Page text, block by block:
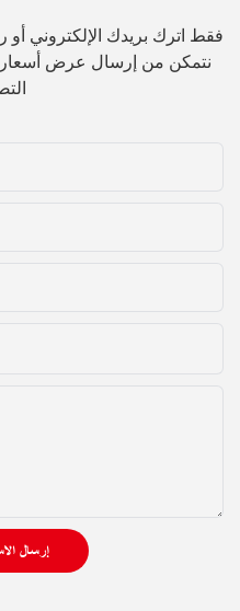
فقط اترك بريدك الإلكتروني
نتمكن من إرسال عرض
إرسال